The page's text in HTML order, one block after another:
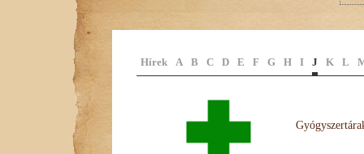
Hírek A B C D E F G H I J K L